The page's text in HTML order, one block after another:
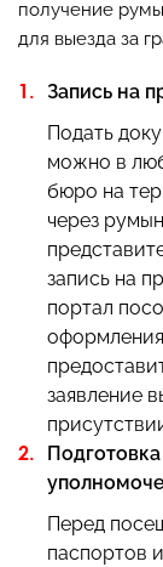
получение
для выезда за
Запись на
Подать
можно в
бюро на
через
запись на
портал
оформления
заявление
Перед
паспортов